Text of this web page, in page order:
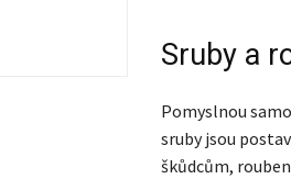
Sruby a
Pomyslnou
sruby jsou
škůdcům,